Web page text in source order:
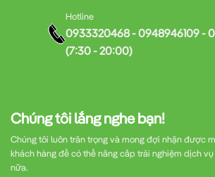
Chúng tôi lắng nghe bạn!
Chúng tôi luôn trân trọng và mong đợi nhận được
khách hàng để có thể nâng cấp trải nghiệm dịch
nữa.
Hotline
0933320468 - 0948946109 -
(7:30 - 20:00)